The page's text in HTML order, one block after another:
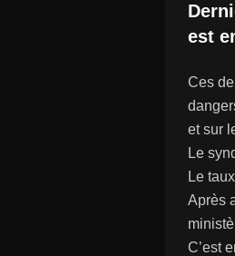
est
Ces
et sur
Le
Le
Après
C’est